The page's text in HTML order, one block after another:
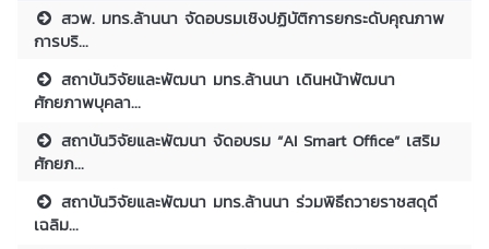
สวพ. มทร.ล้านนา จัดอบรมเชิงปฏิบัติการยกระดับคุณภาพ
การบริ...
สถาบันวิจัยและพัฒนา มทร.ล้านนา เดินหน้าพัฒนา
ศักยภาพบุคลา...
สถาบันวิจัยและพัฒนา จัดอบรม “AI Smart Office” เสริม
ศักยภ...
สถาบันวิจัยและพัฒนา มทร.ล้านนา ร่วมพิธีถวายราชสดุดี
เฉลิม...